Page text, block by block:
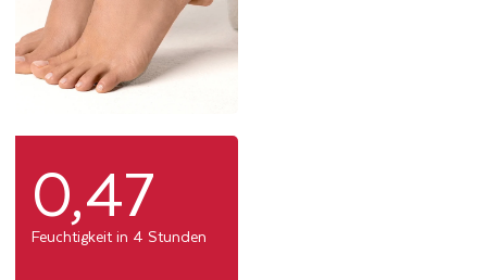
0,47
Feuchtigkeit in 4 Stunden